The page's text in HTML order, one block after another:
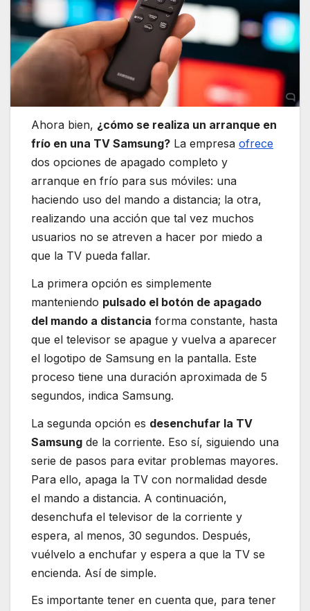
Ahora bien, ¿cómo se realiza un arranque en
frío en una TV Samsung? La empresa ofrece
dos opciones de apagado completo y
arranque en frío para sus móviles: una
haciendo uso del mando a distancia; la otra,
realizando una acción que tal vez muchos
usuarios no se atreven a hacer por miedo a
que la TV pueda fallar.
La primera opción es simplemente
manteniendo pulsado el botón de apagado
del mando a distancia forma constante, hasta
que el televisor se apague y vuelva a aparecer
el logotipo de Samsung en la pantalla. Este
proceso tiene una duración aproximada de 5
segundos, indica Samsung.
La segunda opción es desenchufar la TV
Samsung de la corriente. Eso sí, siguiendo una
serie de pasos para evitar problemas mayores.
Para ello, apaga la TV con normalidad desde
el mando a distancia. A continuación,
desenchufa el televisor de la corriente y
espera, al menos, 30 segundos. Después,
vuélvelo a enchufar y espera a que la TV se
encienda. Así de simple.
Es importante tener en cuenta que, para tener